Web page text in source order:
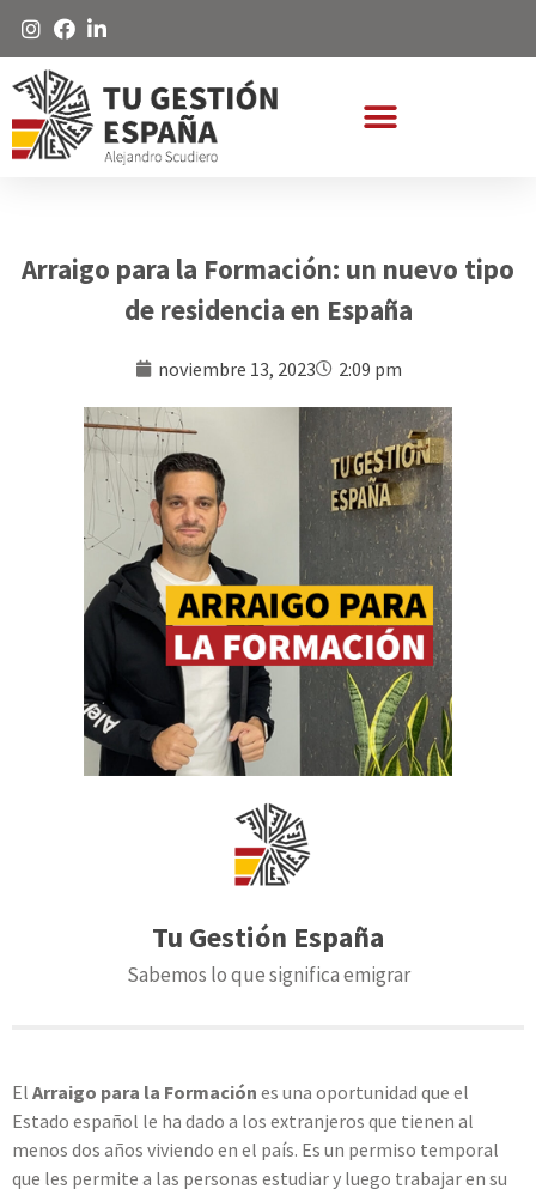
Arraigo para la Formación: un nuevo tipo
de residencia en España
noviembre 13, 2023 2:09 pm
Tu Gestión España
Sabemos lo que significa emigrar
El Arraigo para la Formación es una oportunidad que el
Estado español le ha dado a los extranjeros que tienen al
menos dos años viviendo en el país. Es un permiso temporal
que les permite a las personas estudiar y luego trabajar en su